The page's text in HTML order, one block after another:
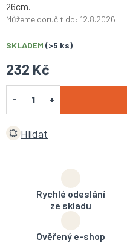
232 Kč
SKLADEM (>5 ks)
Můžeme doručit do: 12.8.2026
26cm.
Hlídat
Rychlé odeslání
ze skladu
Ověřený e-shop